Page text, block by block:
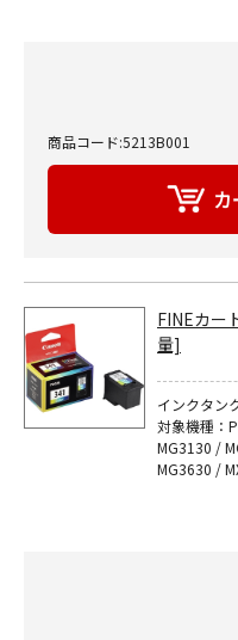
商品コード:5213B001
FINEカー
量]
インクタン
対象機種：
MG3130 /
MG3630 /